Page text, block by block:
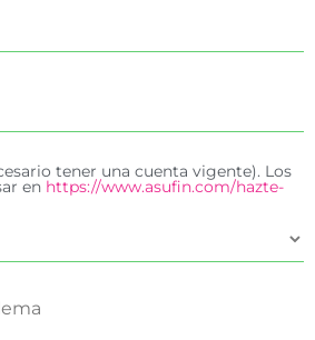
tener una cuenta vigente). Los
en https://www.asufin.com/hazte-